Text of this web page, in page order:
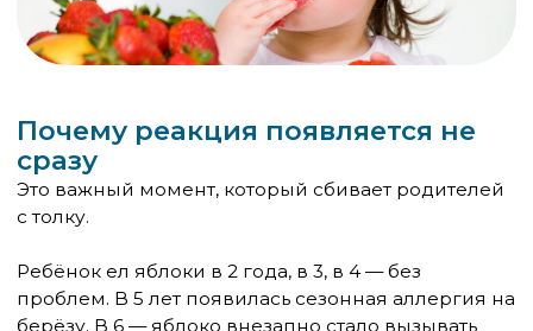
Берёза — самый «богатый» источник
перекрёстных реакций:
Морковь, сельдерей, картофель (сырой)
Орехи: фундук, миндаль
Соя (особенно соевое молоко и тофу)
Киви, манго
Полынь:
Сельдерей, морковь
Специи: тмин, кориандр, анис, укроп, фенхель
Подсолнечник, ромашка (перекрёст с травяными
чаями)